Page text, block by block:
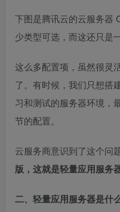
下图是腾讯云的云服务器
少类型可选，而这还只是
这么多配置项，虽然很灵
了。有时候，我们只想搭
习和测试的服务器环境，
节的配置。
云服务商意识到了这个问
版，这就是轻量应用服务器
二、轻量应用服务器是什